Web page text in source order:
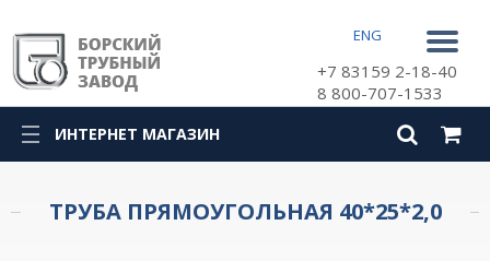
ENG
+7 83159 2-18-40
8 800-707-1533
ИНТЕРНЕТ МАГАЗИН
ТРУБА ПРЯМОУГОЛЬНАЯ 40*25*2,0